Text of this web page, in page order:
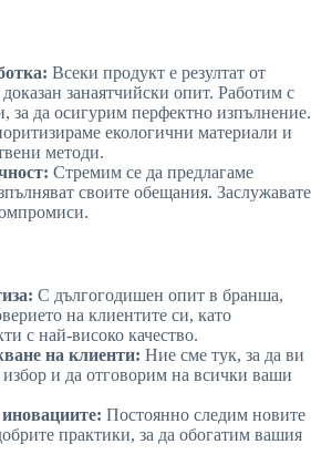
Всеки продукт е резултат от
занаятчийски опит. Работим с
за да осигурим перфектно изпълнение.
екологични материали и
методи.
Стремим се да предлагаме
своите обещания. Заслужавате
С дългогодишен опит в бранша,
на клиентите си, като
с най-високо качество.
на клиенти: Ние сме тук, за да ви
и да отговорим на всички ваши
Постоянно следим новите
практики, за да обогатим вашия